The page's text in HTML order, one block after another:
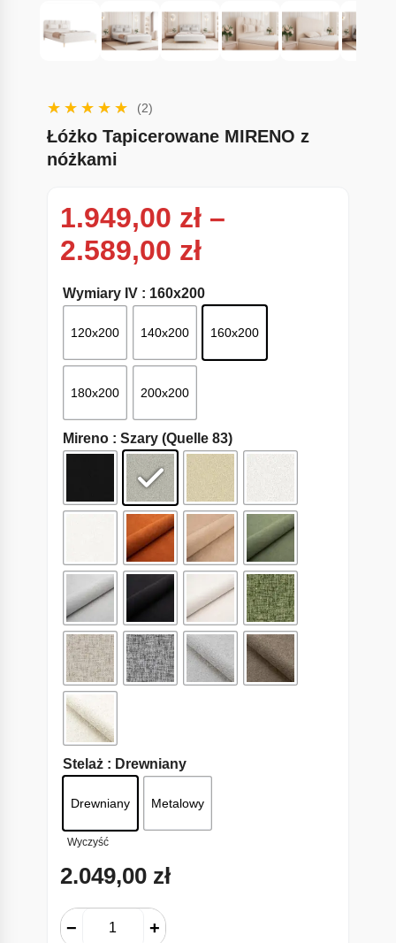
(2)
Łóżko Tapicerowane MIRENO z
nóżkami
1.949,00 zł –
2.589,00 złZakres cen:
Wymiary IV : 160x200
120x200 140x200 160x200
180x200 200x200
Mireno : Szary (Quelle 83)
Stelaż : Drewniany
Drewniany Metalowy
Wyczyść
2.049,00 zł
− +